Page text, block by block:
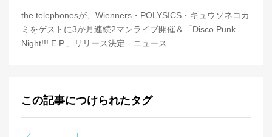
the telephonesが、Wienners・POLYSICS・キュウソネコカ
ミをゲストに3か月連続2マンライブ開催＆「Disco Punk
Night!!! E.P.」リリース決定 - ニュース
この記事につけられたタグ